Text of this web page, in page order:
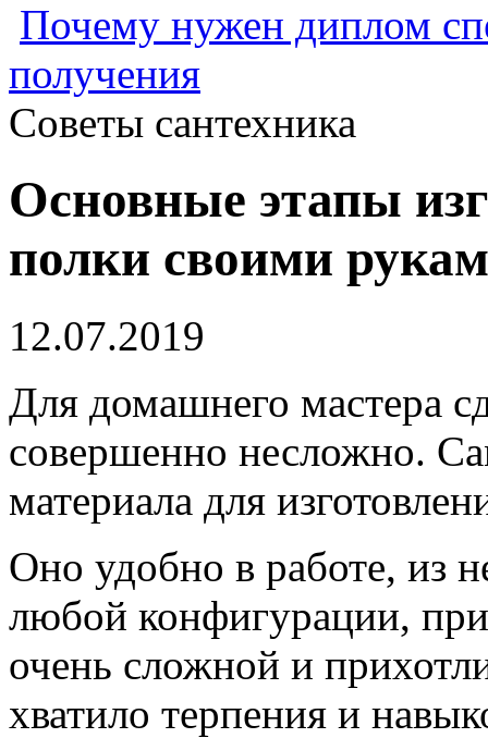
Почему нужен диплом
получения
Советы сантехника
Основные этапы
полки своими
12.07.2019
Для домашнего мастера
совершенно несложно.
материала для
Оно удобно в работе, из
любой конфигурации,
очень сложной и
хватило терпения и